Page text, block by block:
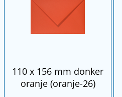
110 x 156 mm donker
oranje (oranje-26)